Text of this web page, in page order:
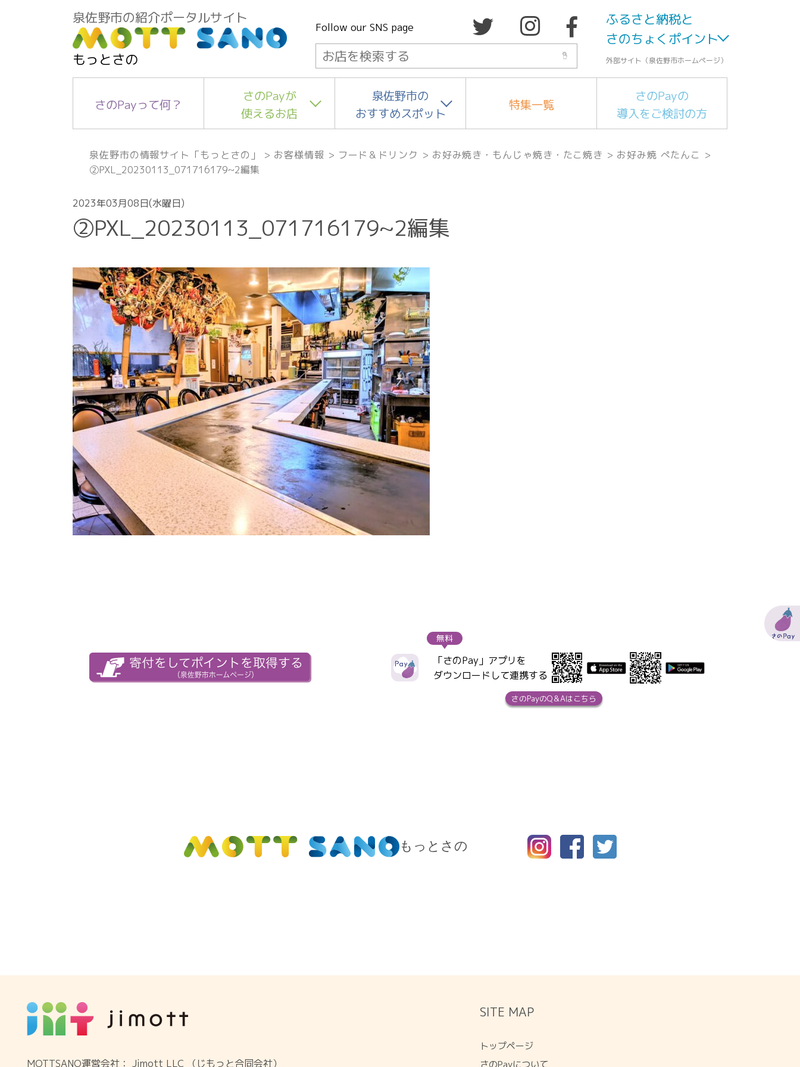
泉佐野市の紹介ポータルサイト
もっとさの
Follow our SNS page
ふるさと納税と
さのちょくポイント
外部サイト（泉佐野市ホームページ）
さのPayって何？
さのPayが
使えるお店
泉佐野市の
おすすめスポット
特集一覧
さのPayの
導入をご検討の方
泉佐野市の情報サイト「もっとさの」 > お客様情報 > フード＆ドリンク > お好み焼き・もんじゃ焼き・たこ焼き > お好み焼 ぺたんこ >
②PXL_20230113_071716179~2編集
2023年03月08日(水曜日)
②PXL_20230113_071716179~2編集
「さのPay」アプリを
ダウンロードして連携する
無料
さのPayのQ＆Aはこちら
もっとさの
MOTTSANO運営会社： Jimott LLC （じもっと合同会社）
SITE MAP
トップページ
さのPayについて